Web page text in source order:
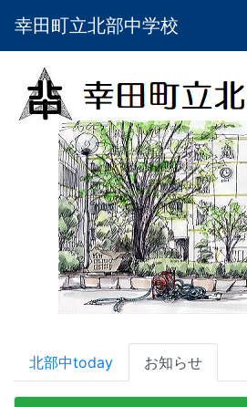
幸田町立北部中学校
北部中today お知らせ